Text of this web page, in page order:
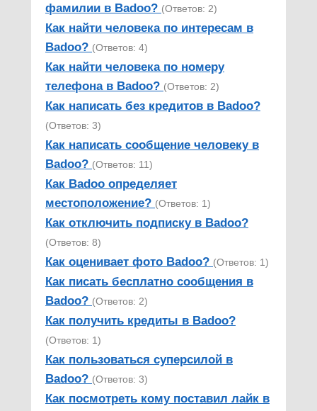
фамилии в Badoo? (Ответов: 2)
Как найти человека по интересам в
Badoo? (Ответов: 4)
Как найти человека по номеру
телефона в Badoo? (Ответов: 2)
Как написать без кредитов в Badoo?
(Ответов: 3)
Как написать сообщение человеку в
Badoo? (Ответов: 11)
Как Badoo определяет
местоположение? (Ответов: 1)
Как отключить подписку в Badoo?
(Ответов: 8)
Как оценивает фото Badoo? (Ответов: 1)
Как писать бесплатно сообщения в
Badoo? (Ответов: 2)
Как получить кредиты в Badoo?
(Ответов: 1)
Как пользоваться суперсилой в
Badoo? (Ответов: 3)
Как посмотреть кому поставил лайк в